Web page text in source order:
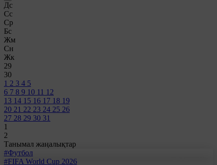
Дс
Сс
Ср
Бс
Жм
Сн
Жк
29
30
1 2 3 4 5
6 7 8 9 10 11 12
13 14 15 16 17 18 19
20 21 22 23 24 25 26
27 28 29 30 31
1
2
Танымал жаңалықтар
#Футбол
#FIFA World Cup 2026